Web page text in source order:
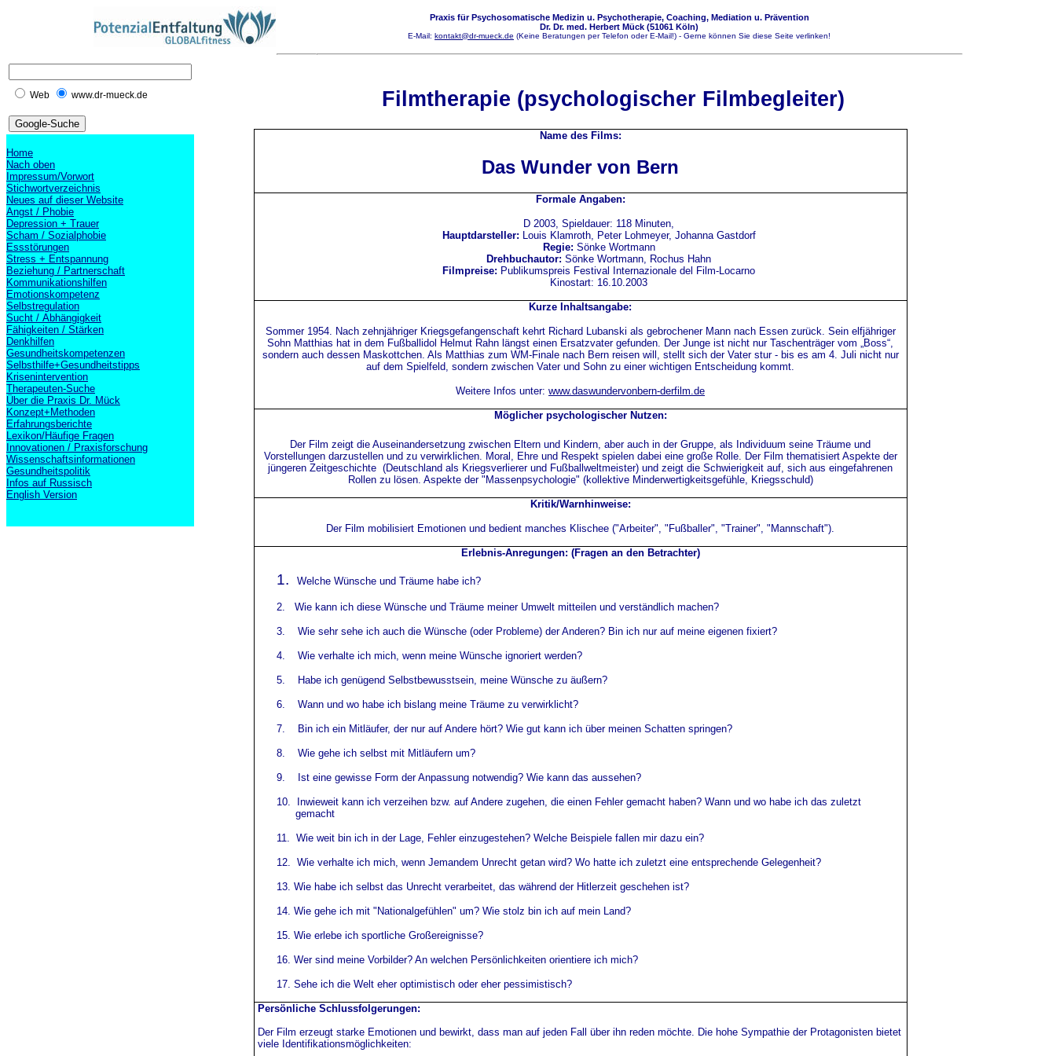
Praxis für Psychosomatische Medizin u. Psychotherapie, Coaching, Mediation u. Prävention
Dr. Dr. med. Herbert Mück (51061 Köln)
E-Mail: kontakt@dr-mueck.de (Keine Beratungen per Telefon oder E-Mail!) - Gerne können Sie diese Seite verlinken!
Web www.dr-mueck.de
Home
Nach oben
Impressum/Vorwort
Stichwortverzeichnis
Neues auf dieser Website
Angst / Phobie
Depression + Trauer
Scham / Sozialphobie
Essstörungen
Stress + Entspannung
Beziehung / Partnerschaft
Kommunikationshilfen
Emotionskompetenz
Selbstregulation
Sucht / Abhängigkeit
Fähigkeiten / Stärken
Denkhilfen
Gesundheitskompetenzen
Selbsthilfe+Gesundheitstipps
Krisenintervention
Therapeuten-Suche
Über die Praxis Dr. Mück
Konzept+Methoden
Erfahrungsberichte
Lexikon/Häufige Fragen
Innovationen / Praxisforschung
Wissenschaftsinformationen
Gesundheitspolitik
Infos auf Russisch
English Version
Filmtherapie (psychologischer Filmbegleiter)
Name des Films:
Das Wunder von Bern
Formale Angaben:
D 2003,Spieldauer: 118 Minuten,
Hauptdarsteller: Louis Klamroth, Peter Lohmeyer, Johanna Gastdorf
Regie: Sönke Wortmann
Drehbuchautor: Sönke Wortmann, Rochus Hahn
Filmpreise: Publikumspreis Festival Internazionale del Film-Locarno
Kinostart: 16.10.2003
Kurze Inhaltsangabe:
Sommer 1954. Nach zehnjähriger Kriegsgefangenschaft kehrt Richard Lubanski als gebrochener Mann nach Essen zurück. Sein elfjähriger
Sohn Matthias hat in dem Fußballidol Helmut Rahn längst einen Ersatzvater gefunden. Der Junge ist nicht nur Taschenträger vom „Boss“,
sondern auch dessen Maskottchen. Als Matthias zum WM-Finale nach Bern reisen will, stellt sich der Vater stur - bis es am 4. Juli nicht nur
auf dem Spielfeld, sondern zwischen Vater und Sohn zu einer wichtigen Entscheidung kommt.
Weitere Infos unter: www.daswundervonbern-derfilm.de
Möglicher psychologischer Nutzen:
Der Film zeigt die Auseinandersetzung zwischen Eltern und Kindern, aber auch in der Gruppe, als Individuum seine Träume und
Vorstellungen darzustellen und zu verwirklichen. Moral, Ehre und Respekt spielen dabei eine große Rolle. Der Film thematisiert Aspekte der
jüngeren Zeitgeschichte (Deutschland als Kriegsverlierer und Fußballweltmeister) und zeigt die Schwierigkeit auf, sich aus eingefahrenen
Rollen zu lösen. Aspekte der "Massenpsychologie" (kollektive Minderwertigkeitsgefühle, Kriegsschuld)
Kritik/Warnhinweise:
Der Film mobilisiert Emotionen und bedient manches Klischee ("Arbeiter", "Fußballer", "Trainer", "Mannschaft").
Erlebnis-Anregungen: (Fragen an den Betrachter)
1. Welche Wünsche und Träume habe ich?
2. Wie kann ich diese Wünsche und Träume meiner Umwelt mitteilen und verständlich machen?
3. Wie sehr sehe ich auch die Wünsche (oder Probleme) der Anderen? Bin ich nur auf meine eigenen fixiert?
4. Wie verhalte ich mich, wenn meine Wünsche ignoriert werden?
5. Habe ich genügend Selbstbewusstsein, meine Wünsche zu äußern?
6. Wann und wo habe ich bislang meine Träume zu verwirklicht?
7. Bin ich ein Mitläufer, der nur auf Andere hört? Wie gut kann ich über meinen Schatten springen?
8. Wie gehe ich selbst mit Mitläufern um?
9. Ist eine gewisse Form der Anpassung notwendig? Wie kann das aussehen?
10. Inwieweit kann ich verzeihen bzw. auf Andere zugehen, die einen Fehler gemacht haben? Wann und wo habe ich das zuletzt
gemacht
11. Wie weit bin ich in der Lage, Fehler einzugestehen? Welche Beispiele fallen mir dazu ein?
12. Wie verhalte ich mich, wenn Jemandem Unrecht getan wird? Wo hatte ich zuletzt eine entsprechende Gelegenheit?
13. Wie habe ich selbst das Unrecht verarbeitet, das während der Hitlerzeit geschehen ist?
14. Wie gehe ich mit "Nationalgefühlen" um? Wie stolz bin ich auf mein Land?
15. Wie erlebe ich sportliche Großereignisse?
16. Wer sind meine Vorbilder? An welchen Persönlichkeiten orientiere ich mich?
17. Sehe ich die Welt eher optimistisch oder eher pessimistisch?
Persönliche Schlussfolgerungen:
Der Film erzeugt starke Emotionen und bewirkt, dass man auf jeden Fall über ihn reden möchte. Die hohe Sympathie der Protagonisten bietet
viele Identifikationsmöglichkeiten: